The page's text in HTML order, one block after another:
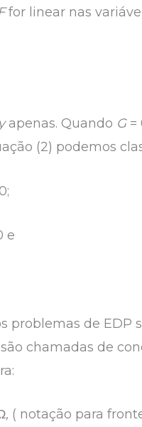
for linear nas
yapenas. Quando G =
(2) podemos
e
problemas de EDP
chamadas de
, ( notação para